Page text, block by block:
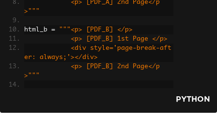
>"""
html_b =
"""<p> [PDF_B] </p>
            <p> [PDF_B] 1st Page </p>
er: always;'></div>
>"""
pdfdoc_a = renderer.RenderHtmlAsPdf(ht
PYTHON